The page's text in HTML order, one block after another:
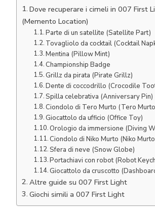
Dove recuperare i cimeli in 007 First
(Memento Location)
Parte di un satellite (Satellite Part)
Tovagliolo da cocktail (Cocktail
Mentina (Pillow Mint)
Championship Badge
Grillz da pirata (Pirate Grillz)
Dente di coccodrillo (Crocodile
Spilla celebrativa (Anniversary Pin)
Ciondolo di Tero Murto (Tero
Giocattolo da ufficio (Office Toy)
Orologio da immersione (Diving
Ciondolo di Niko Murto (Niko
Sfera di neve (Snow Globe)
Portachiavi con robot (Robot
Giocattolo da cruscotto
Altre guide su 007 First Light
Giochi simili a 007 First Light